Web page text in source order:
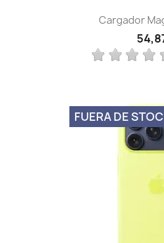
Cargador
FUERA DE